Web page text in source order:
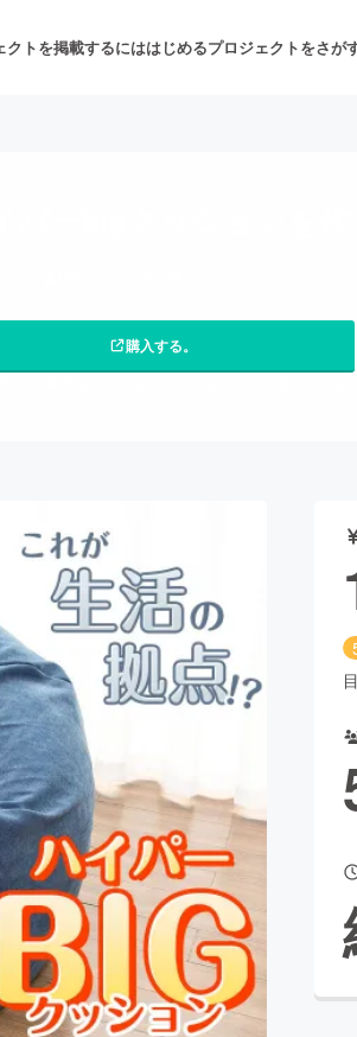
クトを掲載するにははじめるプロジェクトをさが
for Social GoodCAMPFIRE Creation
ふるさと納税
machi-yaコミュニティ
購入する。